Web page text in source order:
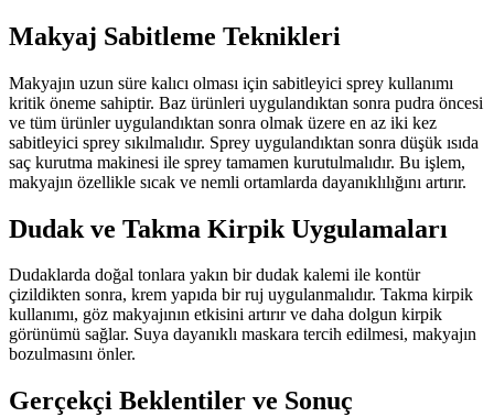
Makyaj Sabitleme Teknikleri
Makyajın uzun süre kalıcı olması için sabitleyici sprey kullanımı
kritik öneme sahiptir. Baz ürünleri uygulandıktan sonra pudra öncesi
ve tüm ürünler uygulandıktan sonra olmak üzere en az iki kez
sabitleyici sprey sıkılmalıdır. Sprey uygulandıktan sonra düşük ısıda
saç kurutma makinesi ile sprey tamamen kurutulmalıdır. Bu işlem,
makyajın özellikle sıcak ve nemli ortamlarda dayanıklılığını artırır.
Dudak ve Takma Kirpik Uygulamaları
Dudaklarda doğal tonlara yakın bir dudak kalemi ile kontür
çizildikten sonra, krem yapıda bir ruj uygulanmalıdır. Takma kirpik
kullanımı, göz makyajının etkisini artırır ve daha dolgun kirpik
görünümü sağlar. Suya dayanıklı maskara tercih edilmesi, makyajın
bozulmasını önler.
Gerçekçi Beklentiler ve Sonuç